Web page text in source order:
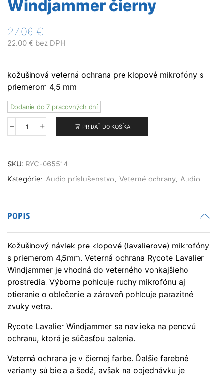
Windjammer čierny
27.06 €
22.00 € bez DPH
kožušinová veterná ochrana pre klopové mikrofóny s
priemerom 4,5 mm
Dodanie do 7 pracovných dní
množstvo
Lavalier
Windjammer
PRIDAŤ DO KOŠÍKA
SKU: RYC-065514
Kategórie: Audio príslušenstvo, Veterné ochrany, Audio
POPIS
Kožušinový návlek pre klopové (lavalierove) mikrofóny
s priemerom 4,5mm. Veterná ochrana Rycote Lavalier
Windjammer je vhodná do veterného vonkajšieho
prostredia. Výborne pohlcuje ruchy mikrofónu aj
otieranie o oblečenie a zároveň pohlcuje parazitné
zvuky vetra.
Rycote Lavalier Windjammer sa navlieka na penovú
ochranu, ktorá je súčasťou balenia.
Veterná ochrana je v čiernej farbe. Ďalšie farebné
varianty sú biela a šedá, avšak na objednávku je